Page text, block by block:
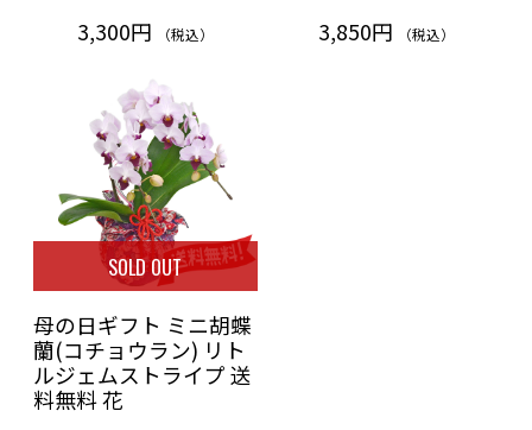
3,300円 （税込） 3,850円 （税込）
SOLD OUT
母の日ギフト ミニ胡蝶
蘭(コチョウラン) リト
ルジェムストライプ 送
料無料 花